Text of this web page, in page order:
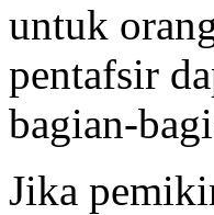
untuk
pentafsir
bagian-
Jika